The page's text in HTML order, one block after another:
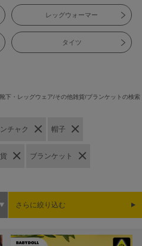
レッグウォーマー
タイツ
下・レッグウェア/その他雑貨/ブランケットの検索
チャク 帽子
ブランケット
さらに絞り込む